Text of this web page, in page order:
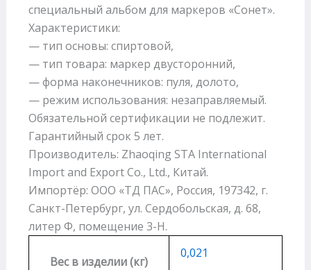
специальный альбом для маркеров «Сонет».
Характеристики:
— тип основы: спиртовой,
— тип товара: маркер двусторонний,
— форма наконечников: пуля, долото,
— режим использования: незаправляемый.
Обязательной сертификации не подлежит.
Гарантийный срок 5 лет.
Производитель: Zhaoqing STA International
Import and Export Co., Ltd., Китай.
Импортёр: ООО «ТД ПАС», Россия, 197342, г.
Санкт-Петербург, ул. Сердобольская, д. 68,
литер Ф, помещение 3-Н.
Вес в изделии (кг)
0,021